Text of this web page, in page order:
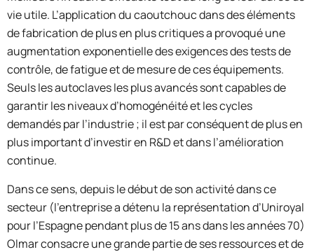
vie utile. L’application du caoutchouc dans des éléments
de fabrication de plus en plus critiques a provoqué une
augmentation exponentielle des exigences des tests de
contrôle, de fatigue et de mesure de ces équipements.
Seuls les autoclaves les plus avancés sont capables de
garantir les niveaux d’homogénéité et les cycles
demandés par l’industrie ; il est par conséquent de plus en
plus important d’investir en R&D et dans l’amélioration
continue.
Dans ce sens, depuis le début de son activité dans ce
secteur (l’entreprise a détenu la représentation d’Uniroyal
pour l’Espagne pendant plus de 15 ans dans les années 70)
Olmar consacre une grande partie de ses ressources et de